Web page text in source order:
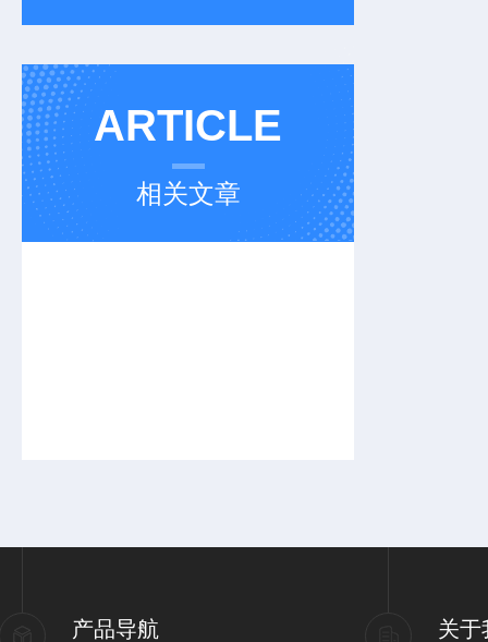
ARTICLE
相关文章
产品导航 关于